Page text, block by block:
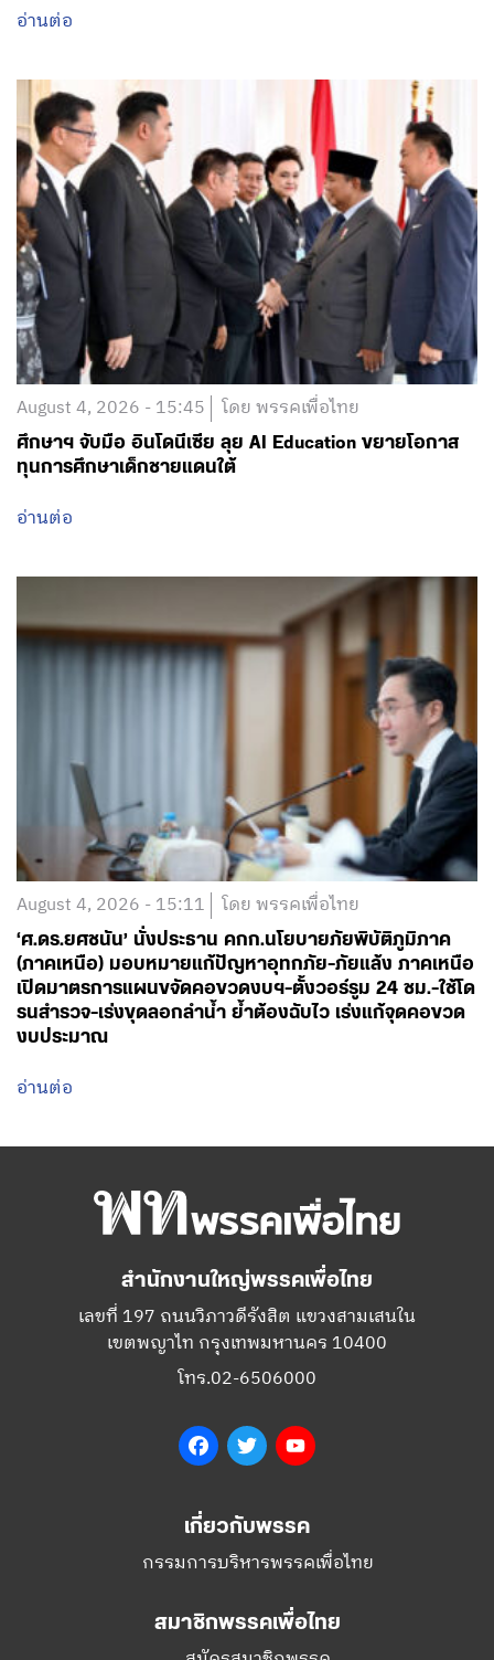
August 4, 2026 - 15:45 โดย พรรคเพื่อไทย
ศึกษาฯ จับมือ อินโดนีเซีย ลุย AI Education ขยายโอกาส
ทุนการศึกษาเด็กชายแดนใต้
อ่านต่อ
August 4, 2026 - 15:11 โดย พรรคเพื่อไทย
‘ศ.ดร.ยศชนัน’ นั่งประธาน คกก.นโยบายภัยพิบัติภูมิภาค
(ภาคเหนือ) มอบหมายแก้ปัญหาอุทกภัย-ภัยแล้ง ภาคเหนือ
เปิดมาตรการแผนขจัดคอขวดงบฯ-ตั้งวอร์รูม 24 ชม.-ใช้โด
รนสำรวจ-เร่งขุดลอกลำน้ำ ย้ำต้องฉับไว เร่งแก้จุดคอขวด
งบประมาณ
อ่านต่อ
เลขที่ 197 ถนนวิภาวดีรังสิต แขวงสามเสนใน
เขตพญาไท กรุงเทพมหานคร 10400
โทร.02-6506000
FacebookTwitterYouTube
กรรมการบริหารพรรคเพื่อไทย
สมาชิกพรรคเพื่อไทย
สมัครสมาชิกพรรค